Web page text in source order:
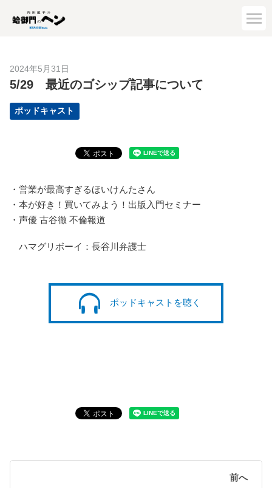
2024年5月31日
5/29 最近のゴシップ記事について
ポッドキャスト
・営業が最高すぎるほいけんたさん
・本が好き！買いてみよう！出版入門セミナー
・声優 古谷徹 不倫報道
ハマグリボーイ：長谷川弁護士
ポッドキャストを聴く
前へ